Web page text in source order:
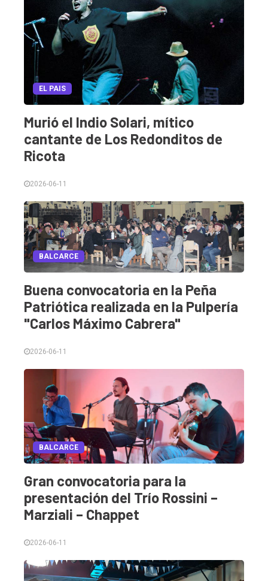
Contacto
EL PAIS
Murió el Indio Solari, mítico
cantante de Los Redonditos de
Ricota
2026-06-11
BALCARCE
Buena convocatoria en la Peña
Patriótica realizada en la Pulpería
"Carlos Máximo Cabrera"
2026-06-11
BALCARCE
Gran convocatoria para la
presentación del Trío Rossini –
Marziali – Chappet
2026-06-11